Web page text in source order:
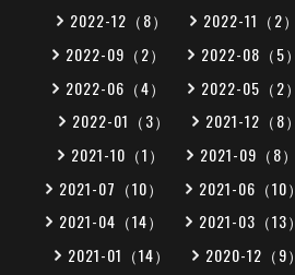
2022-12（8）
2022-11（2）
2022-09（2）
2022-08（5）
2022-06（4）
2022-05（2）
2022-01（3）
2021-12（8）
2021-10（1）
2021-09（8）
2021-07（10）
2021-06（10）
2021-04（14）
2021-03（13）
2021-01（14）
2020-12（9）